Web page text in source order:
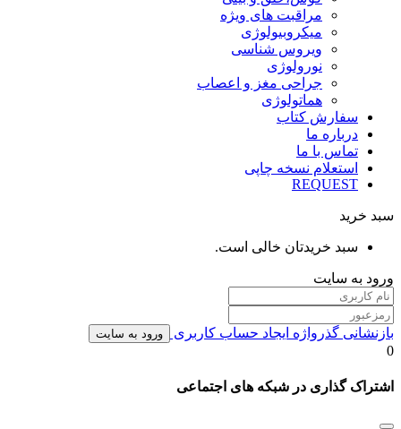
مراقبت های ویژه
میکروبیولوژی
ویروس شناسی
نورولوژی
جراحی مغز و اعصاب
هماتولوژی
سفارش کتاب
درباره ما
تماس با ما
استعلام نسخه چاپی
REQUEST
سبد خرید
سبد خریدتان خالی است.
ورود به سایت
بازنشانی گذرواژه ایجاد حساب کاربری ورود به سایت
0
اشتراک گذاری در شبکه های اجتماعی